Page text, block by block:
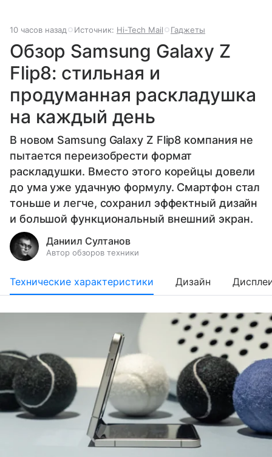
10 часов назад Источник: Hi-Tech Mail Гаджеты
Обзор Samsung Galaxy Z
Flip8: стильная и
продуманная раскладушка
на каждый день
В новом Samsung Galaxy Z Flip8 компания не
пытается переизобрести формат
раскладушки. Вместо этого корейцы довели
до ума уже удачную формулу. Смартфон стал
тоньше и легче, сохранил эффектный дизайн
и большой функциональный внешний экран.
Даниил Султанов
Автор обзоров техники
Технические характеристики Дизайн